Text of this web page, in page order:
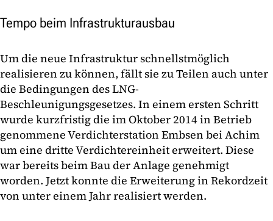
Tempo beim Infrastrukturausbau
Um die neue Infrastruktur schnellstmöglich
realisieren zu können, fällt sie zu Teilen auch unter
die Bedingungen des LNG-
Beschleunigungsgesetzes. In einem ersten Schritt
wurde kurzfristig die im Oktober 2014 in Betrieb
genommene Verdichterstation Embsen bei Achim
um eine dritte Verdichtereinheit erweitert. Diese
war bereits beim Bau der Anlage genehmigt
worden. Jetzt konnte die Erweiterung in Rekordzeit
von unter einem Jahr realisiert werden.